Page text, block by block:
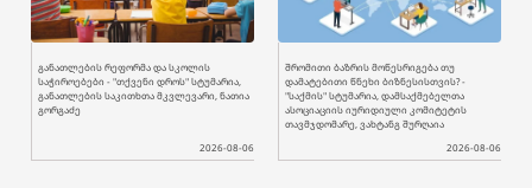
განათლების რეფორმა და სკოლის
საჭიროებები - "თქვენი დროს" სტუმარია,
განათლების საკითხთა მკვლევარი, ნათია
გორგაძე
2026-08-06
შრომითი ბაზრის მოწესრიგება თუ
დამატებითი წნეხი ბიზნესისთვის? -
"საქმის" სტუმარია, დამსაქმებელთა
ასოციაციის იურიდიული კომიტეტის
თავმჯდომარე, ვახტანგ შურღაია
2026-08-06